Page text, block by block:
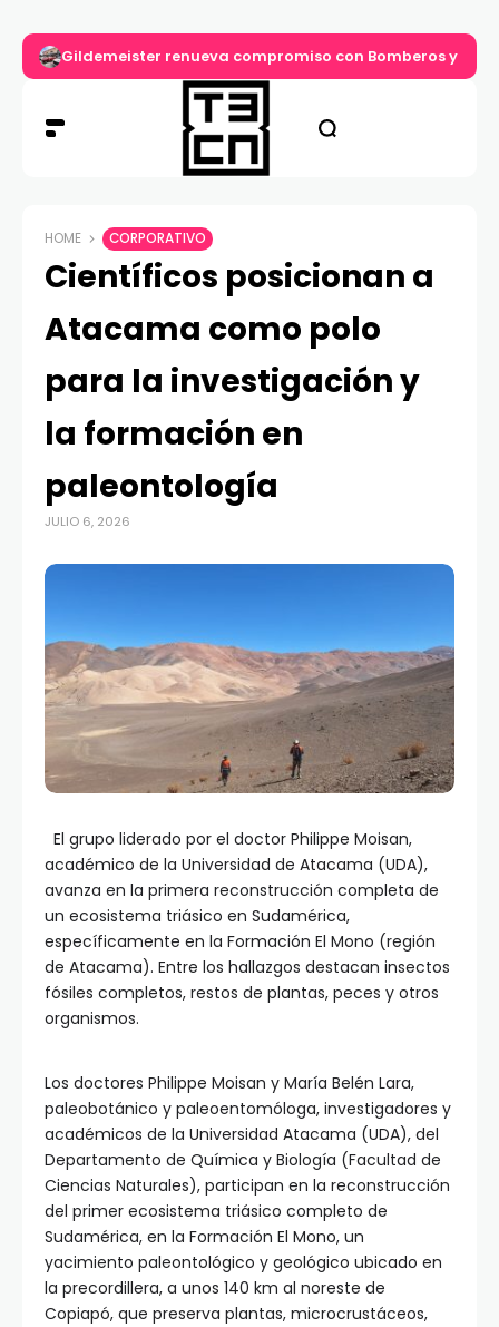
Gildemeister renueva compromiso con Bomberos y
HOME CORPORATIVO
Científicos posicionan a
Atacama como polo
para la investigación y
la formación en
paleontología
JULIO 6, 2026
El grupo liderado por el doctor Philippe Moisan,
académico de la Universidad de Atacama (UDA),
avanza en la primera reconstrucción completa de
un ecosistema triásico en Sudamérica,
específicamente en la Formación El Mono (región
de Atacama). Entre los hallazgos destacan insectos
fósiles completos, restos de plantas, peces y otros
organismos.
Los doctores Philippe Moisan y María Belén Lara,
paleobotánico y paleoentomóloga, investigadores y
académicos de la Universidad Atacama (UDA), del
Departamento de Química y Biología (Facultad de
Ciencias Naturales), participan en la reconstrucción
del primer ecosistema triásico completo de
Sudamérica, en la Formación El Mono, un
yacimiento paleontológico y geológico ubicado en
la precordillera, a unos 140 km al noreste de
Copiapó, que preserva plantas, microcrustáceos,